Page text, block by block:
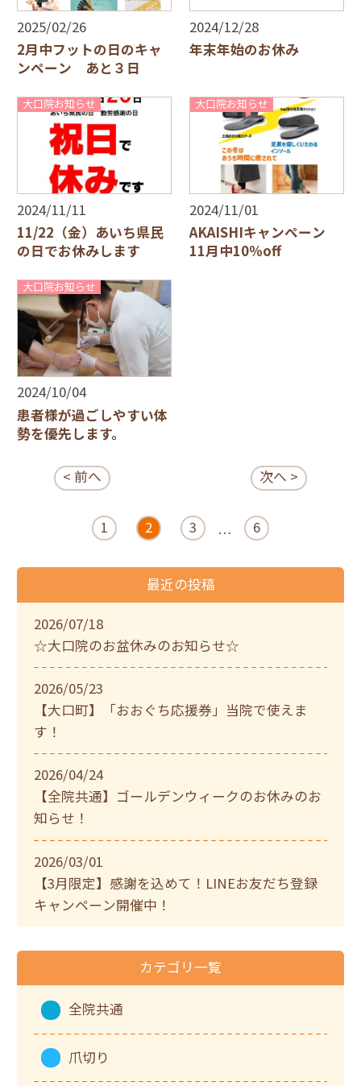
2025/02/26
2月中フットの日のキャ
ンペーン あと３日
2024/12/28
年末年始のお休み
大口院お知らせ
2024/11/11
11/22（金）あいち県民
の日でお休みします
大口院お知らせ
2024/11/01
AKAISHIキャンペーン
11月中10％off
大口院お知らせ
2024/10/04
患者様が過ごしやすい体
勢を優先します。
< 前へ
1 2 3 … 6
次へ >
最近の投稿
2026/07/18
☆大口院のお盆休みのお知らせ☆
2026/05/23
【大口町】「おおぐち応援券」当院で使えま
す！
2026/04/24
【全院共通】ゴールデンウィークのお休みのお
知らせ！
2026/03/01
【3月限定】感謝を込めて！LINEお友だち登録
キャンペーン開催中！
カテゴリ一覧
全院共通
爪切り